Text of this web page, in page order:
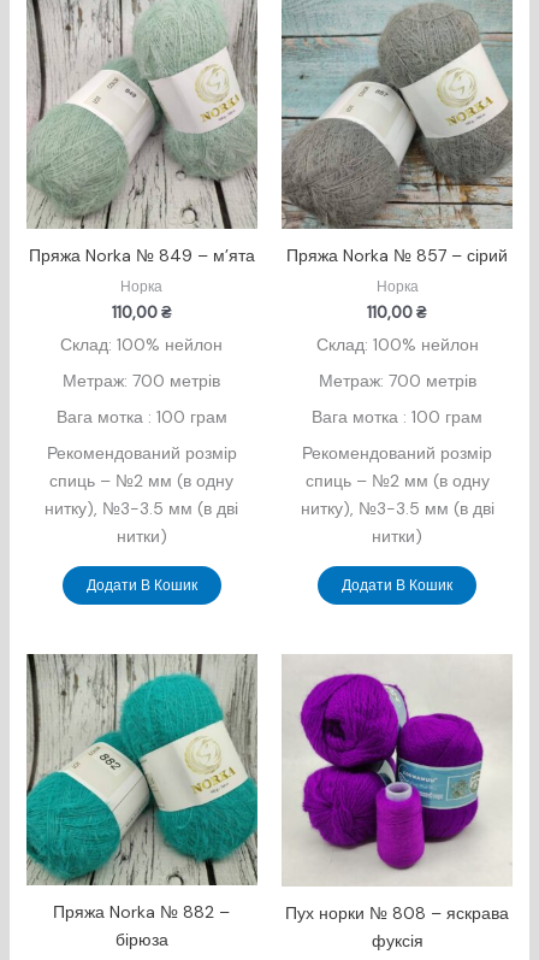
Пряжа Norka № 849 – м’ята
Норка
110,00₴
Склад: 100% нейлон
Метраж: 700 метрів
Вага мотка : 100 грам
Рекомендований розмір
спиць – №2 мм (в одну
нитку), №3-3.5 мм (в дві
нитки)
Додати В Кошик
Пряжа Norka № 857 – сірий
Норка
110,00₴
Склад: 100% нейлон
Метраж: 700 метрів
Вага мотка : 100 грам
Рекомендований розмір
спиць – №2 мм (в одну
нитку), №3-3.5 мм (в дві
нитки)
Додати В Кошик
Пряжа Norka № 882 –
бірюза
Пух норки № 808 – яскрава
фуксія